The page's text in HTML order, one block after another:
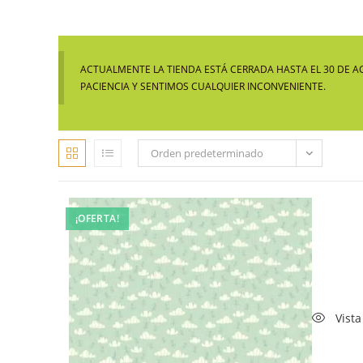
ACTUALMENTE LA TIENDA ESTÁ CERRADA HASTA EL 30 DE
PACIENCIA Y SENTIMOS CUALQUIER INCONVENIENTE.
Orden predeterminado
¡OFERTA!
Vista